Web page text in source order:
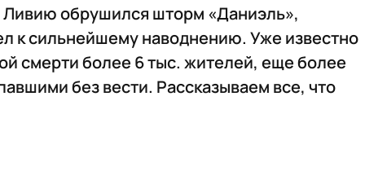
Ливию обрушился шторм «Даниэль»,
к сильнейшему наводнению. Уже известно
смерти более 6 тыс. жителей, еще более
без вести. Рассказываем все, что